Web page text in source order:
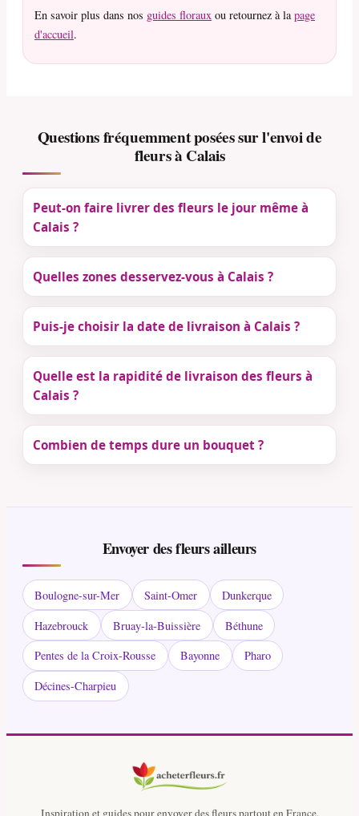
En savoir plus dans nos guides floraux ou retournez à lapage
d'accueil.
Questions fréquemment posées sur l'envoi de
fleurs à Calais
Peut-on faire livrer des fleurs le jour même à
Calais ?
Quelles zones desservez-vous à Calais ?
Puis-je choisir la date de livraison à Calais ?
Quelle est la rapidité de livraison des fleurs à
Calais ?
Combien de temps dure un bouquet ?
Envoyer des fleurs ailleurs
Boulogne-sur-Mer Saint-Omer
Dunkerque
Hazebrouck
Bruay-la-Buissière
Béthune
Pentes de la Croix-Rousse
Bayonne
Pharo
Décines-Charpieu
Inspiration et guides pour envoyer des fleurs partout en France.